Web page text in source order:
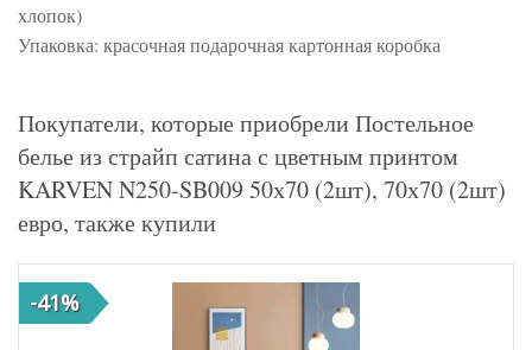
хлопок)
Упаковка: красочная подарочная картонная коробка
Покупатели, которые приобрели Постельное
белье из страйп сатина с цветным принтом
KARVEN N250-SB009 50х70 (2шт), 70х70 (2шт)
евро, также купили
-41%